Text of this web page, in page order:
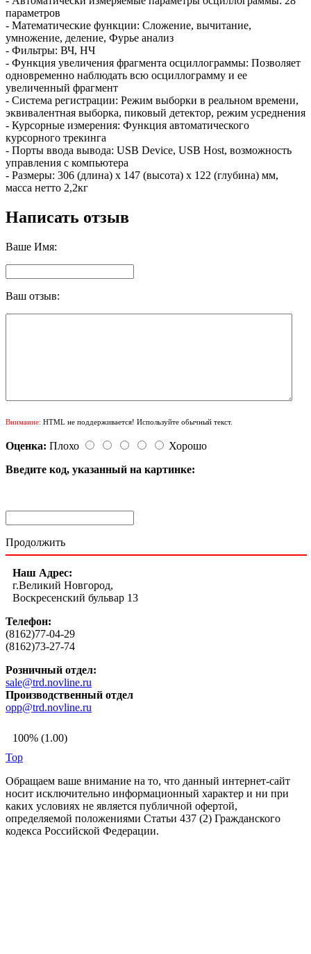
параметров
- Математические функции: Сложение, вычитание,
умножение, деление, Фурье анализ
- Фильтры: ВЧ, НЧ
- Функция увеличения фрагмента осциллограммы: Позволяет
одновременно наблюдать всю осциллограмму и ее
увеличенный фрагмент
- Система регистрации: Режим выборки в реальном времени,
эквивалентная выборка, пиковый детектор, режим усреднения
- Курсорные измерения: Функция автоматического
курсорного трекинга
- Порты ввода вывода: USB Device, USB Host, возможность
управления с компьютера
- Размеры: 306 (длина) x 147 (высота) x 122 (глубина) мм,
масса нетто 2,2кг
Написать отзыв
Ваше Имя:
Ваш отзыв:
Внимание: HTML не поддерживается! Используйте обычный текст.
Оценка: Плохо
Хорошо
Введите код, указанный на картинке:
Продолжить
Наш Адрес:
г.Великий Новгород,
Воскресенский бульвар 13
Телефон:
(8162)77-04-29
(8162)73-27-74
Розничный отдел:
sale@trd.novline.ru
Производственный отдел
opp@trd.novline.ru
100% (1.00)
Top
Обращаем ваше внимание на то, что данный интернет-сайт
носит исключительно информационный характер и ни при
каких условиях не является публичной офертой,
определяемой положениями Статьи 437 (2) Гражданского
кодекса Российской Федерации.